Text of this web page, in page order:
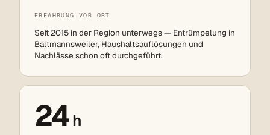
ERFAHRUNG VOR ORT
Seit 2015 in der Region unterwegs — Entrümpelung in
Baltmannsweiler, Haushaltsauflösungen und
Nachlässe schon oft durchgeführt.
24h